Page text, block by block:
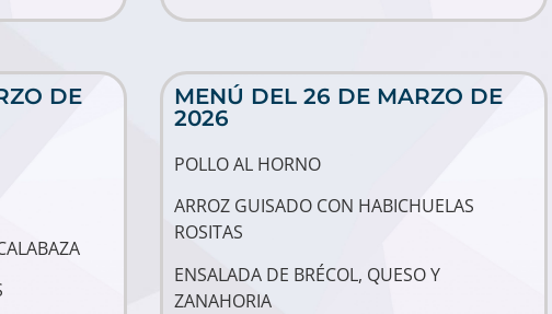
DE
MENÚ DEL 26 DE MARZO DE
2026
POLLO AL HORNO
ARROZ GUISADO CON HABICHUELAS
ROSITAS
ENSALADA DE BRÉCOL, QUESO Y
ZANAHORIA